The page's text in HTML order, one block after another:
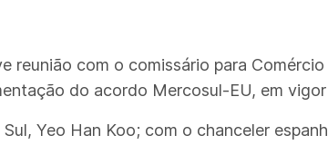
reunião com o comissário para
do acordo Mercosul-EU, em
Yeo Han Koo; com o chanceler